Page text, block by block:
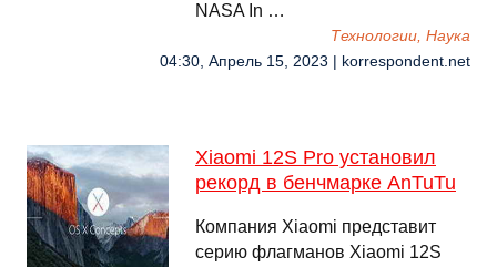
NASA In …
Технологии, Наука
04:30, Апрель 15, 2023 | korrespondent.net
Xiaomi 12S Pro установил
рекорд в бенчмарке AnTuTu
Компания Xiaomi представит
серию флагманов Xiaomi 12S